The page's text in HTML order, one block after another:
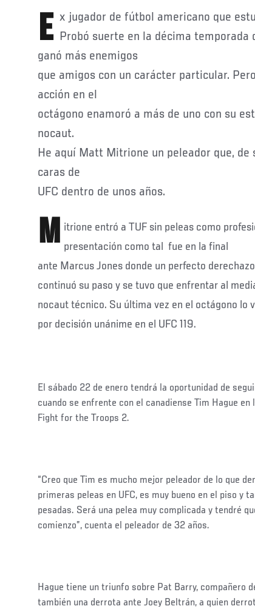
Ex jugador de fútbol americano que
Probó suerte en la décima temporada
ganó más enemigos
que amigos con un carácter particular.
acción en el
octágono enamoró a más de uno con su
nocaut.
He aquí Matt Mitrione un peleador que, de
caras de
UFC dentro de unos años.
M itrione entró a TUF sin peleas como
presentación como tal fue en la final
ante Marcus Jones donde un perfecto
continuó su paso y se tuvo que enfrentar al
nocaut técnico. Su última vez en el octágono lo
por decisión unánime en el UFC 119.
El sábado 22 de enero tendrá la oportunidad de
cuando se enfrente con el canadiense Tim Hague en
Fight for the Troops 2.
“Creo que Tim es mucho mejor peleador de lo que
primeras peleas en UFC, es muy bueno en el piso y
pesadas. Será una pelea muy complicada y tendré
comienzo”, cuenta el peleador de 32 años.
Hague tiene un triunfo sobre Pat Barry, compañero
también una derrota ante Joey Beltrán, a quien